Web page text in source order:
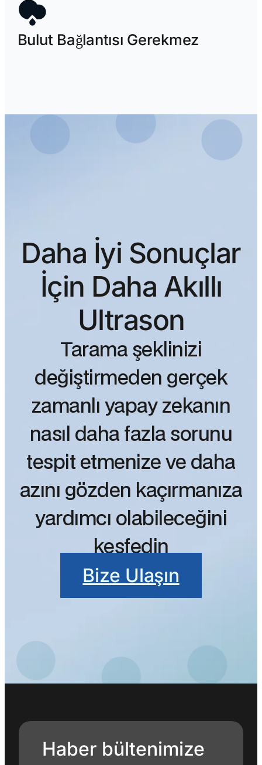
Bulut Bağlantısı Gerekmez
Daha İyi Sonuçlar
İçin Daha Akıllı
Ultrason
Tarama şeklinizi
değiştirmeden gerçek
zamanlı yapay zekanın
nasıl daha fazla sorunu
tespit etmenize ve daha
azını gözden kaçırmanıza
yardımcı olabileceğini
keşfedin
Bize Ulaşın
Haber bültenimize